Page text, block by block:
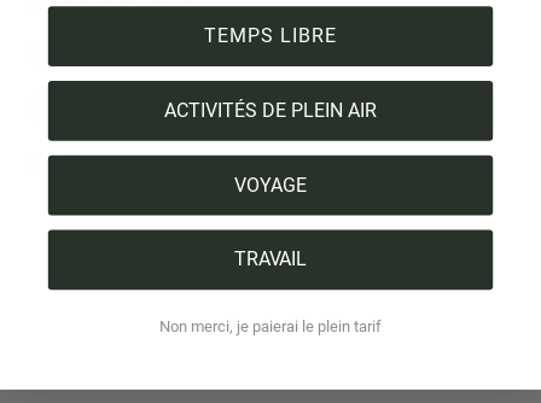
TEMPS LIBRE
ACTIVITÉS DE PLEIN AIR
VOYAGE
TRAVAIL
Non merci, je paierai le plein tarif